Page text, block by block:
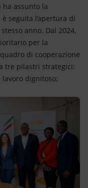
ha assunto la
seguita l’apertura di
anno. Dal 2024,
per la
di cooperazione
tre pilastri strategici:
dignitoso;